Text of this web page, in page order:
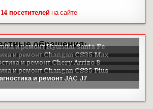
14 посетителей на сайте
обращения: